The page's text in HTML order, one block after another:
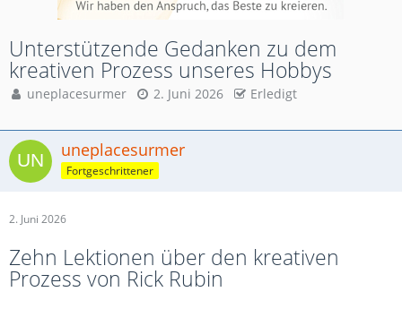
Unterstützende Gedanken zu dem
kreativen Prozess unseres Hobbys
uneplacesurmer 2. Juni 2026 Erledigt
uneplacesurmer
Fortgeschrittener
2. Juni 2026
Zehn Lektionen über den kreativen
Prozess von Rick Rubin